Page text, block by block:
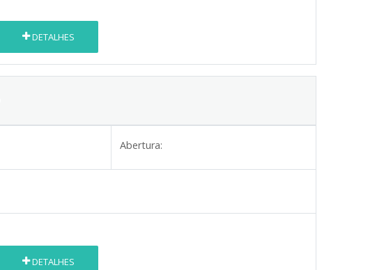
DETALHES
Abertura:
DETALHES